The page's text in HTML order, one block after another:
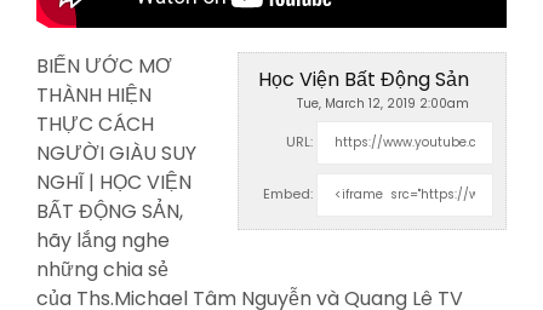
Học Viện Bất Động Sản
Tue, March 12, 2019 2:00am
URL:
Embed:
BIẾN ƯỚC MƠ
THÀNH HIỆN
THỰC CÁCH
NGƯỜI GIÀU SUY
NGHĨ | HỌC VIỆN
BẤT ĐỘNG SẢN,
hãy lắng nghe
nhữngchia sẻ
của Ths.Michael Tâm Nguyễn và Quang Lê TV